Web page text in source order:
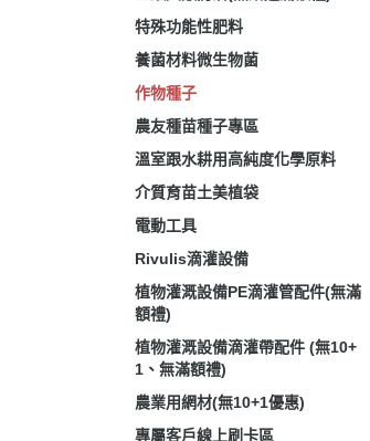
特殊功能性肥料
養菌材料微生物菌
作物種子
農友種苗種子專區
溫室跟水耕用高純度化學原料
介質育苗土美植袋
電動工具
Rivulis滴灌設備
植物灌溉設備PE滴灌管配件(無滿
額禮)
植物灌溉設備滴灌帶配件 (無10+
1、無滿額禮)
農業用網材(無10+1優惠)
專屬客戶線上刷卡區